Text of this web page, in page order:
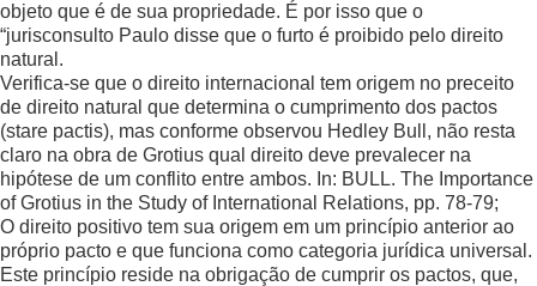
objeto que é de sua propriedade. É por isso que o
“jurisconsulto Paulo disse que o furto é proibido pelo direito
natural.
Verifica-se que o direito internacional tem origem no preceito
de direito natural que determina o cumprimento dos pactos
(stare pactis), mas conforme observou Hedley Bull, não resta
claro na obra de Grotius qual direito deve prevalecer na
hipótese de um conflito entre ambos. In: BULL. The Importance
of Grotius in the Study of International Relations, pp. 78-79;
O direito positivo tem sua origem em um princípio anterior ao
próprio pacto e que funciona como categoria jurídica universal.
Este princípio reside na obrigação de cumprir os pactos, que,